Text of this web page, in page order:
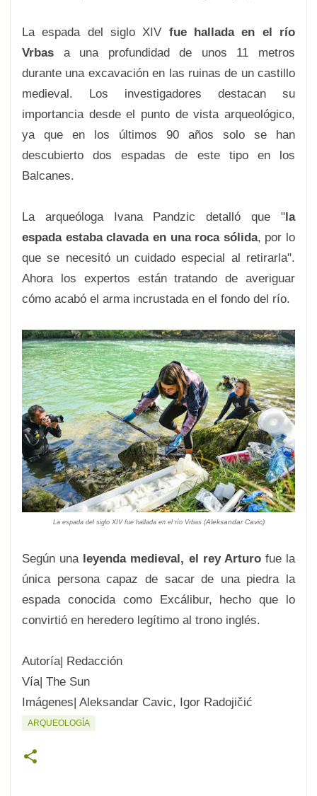
La espada del siglo XIV fue hallada en el río
Vrbas a una profundidad de unos 11 metros
durante una excavación en las ruinas de un castillo
medieval. Los investigadores destacan su
importancia desde el punto de vista arqueológico,
ya que en los últimos 90 años solo se han
descubierto dos espadas de este tipo en los
Balcanes.
La arqueóloga Ivana Pandzic detalló que "la
espada estaba clavada en una roca sólida, por lo
que se necesitó un cuidado especial al retirarla".
Ahora los expertos están tratando de averiguar
cómo acabó el arma incrustada en el fondo del río.
La espada del siglo XIV fue hallada en el río Vrbas (Aleksandar Cavic)
Según una leyenda medieval, el rey Arturofue la
única persona capaz de sacar de una piedra la
espada conocida como Excálibur, hecho que lo
convirtió en heredero legítimo al trono inglés.
Autoría| Redacción
Vía| The Sun
Imágenes| Aleksandar Cavic, Igor Radojičić
ARQUEOLOGÍA